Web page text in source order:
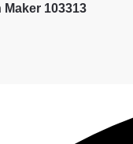
103313